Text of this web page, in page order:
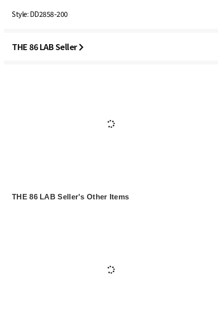
Style: DD2858-200
THE 86 LAB Seller
THE 86 LAB Seller's Other Items